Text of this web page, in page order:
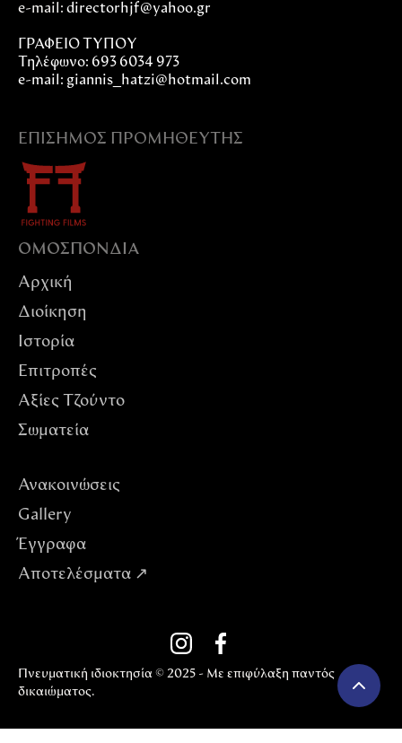
e-mail: directorhjf@yahoo.gr
ΓΡΑΦΕΙΟ ΤΥΠΟΥ
Τηλέφωνο: 693 6034 973
e-mail: giannis_hatzi@hotmail.com
ΕΠΊΣΗΜΟΣ ΠΡΟΜΗΘΕΥΤΉΣ
ΟΜΟΣΠΟΝΔIΑ
Αρχική
Διοίκηση
Ιστορία
Επιτροπές
Αξίες Tζούντο
Σωματεία
Ανακοινώσεις
Gallery
Έγγραφα
Αποτελέσματα ↗
Πνευματική ιδιοκτησία © 2025 - Με επιφύλαξη παντός
δικαιώματος.